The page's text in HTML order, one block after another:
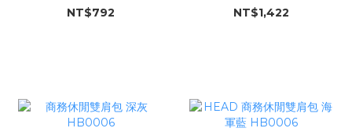
NT$792
NT$1,422